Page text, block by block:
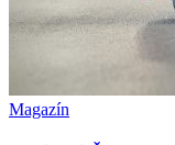
Magazín